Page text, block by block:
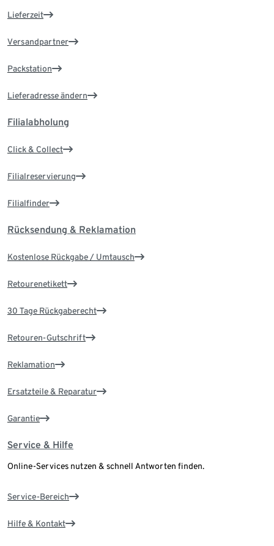
Lieferzeit
Versandpartner
Packstation
Lieferadresse ändern
Filialabholung
Click & Collect
Filialreservierung
Filialfinder
Rücksendung & Reklamation
Kostenlose Rückgabe / Umtausch
Retourenetikett
30 Tage Rückgaberecht
Retouren-Gutschrift
Reklamation
Ersatzteile & Reparatur
Garantie
Service & Hilfe
Online-Services nutzen & schnell Antworten finden.
Service-Bereich
Hilfe & Kontakt